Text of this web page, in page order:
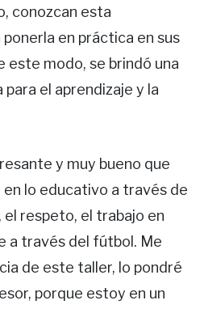
conozcan esta
en práctica en sus
este modo, se brindó una
el aprendizaje y la
y muy bueno que
lo educativo a través de
el respeto, el trabajo en
a través del fútbol. Me
de este taller, lo pondré
porque estoy en un